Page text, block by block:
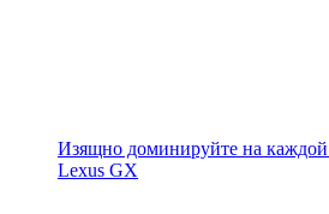
Изящно доминируйте на каждой
Lexus GX